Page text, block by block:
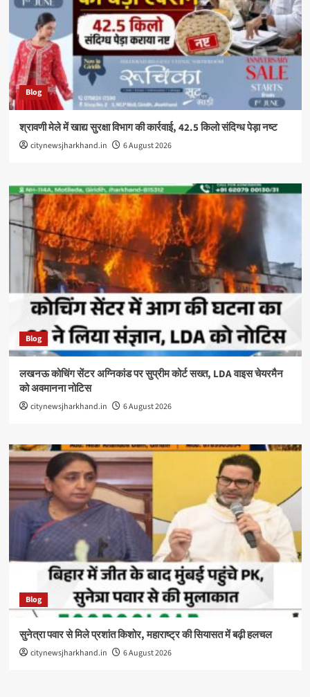
Blog
श्रावणी मेले में खाद्य सुरक्षा विभाग की कार्रवाई, 42.5 किलो संदिग्ध पेड़ा नष्ट
citynewsjharkhand.in 6 August 2026
Blog
लखनऊ कोचिंग सेंटर अग्निकांड पर सुप्रीम कोर्ट सख्त, LDA वाइस चेयरमैन
को अवमानना नोटिस
citynewsjharkhand.in 6 August 2026
Blog
सुनेत्रा पवार से मिले प्रशांत किशोर, महाराष्ट्र की सियासत में बढ़ी हलचल
citynewsjharkhand.in 6 August 2026